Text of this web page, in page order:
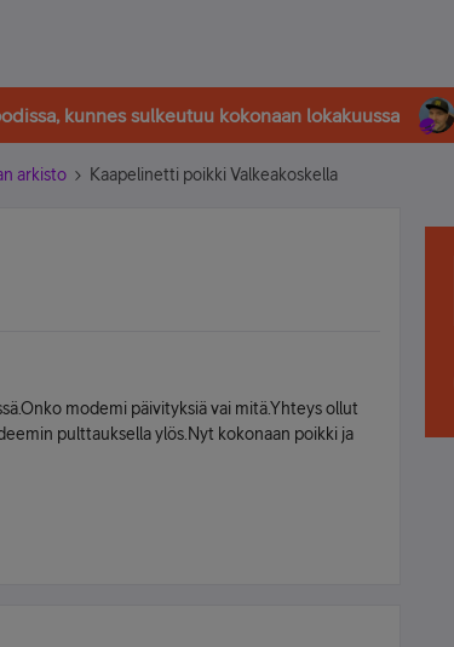
kunnes sulkeutuu kokonaan lokakuussa
arkisto Kaapelinetti poikki Valkeakoskella
modemi päivityksiä vai mitä.Yhteys ollut
pulttauksella ylös.Nyt kokonaan poikki ja